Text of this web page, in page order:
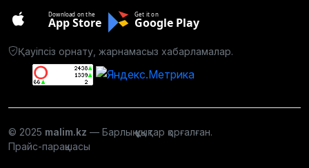
Download on the
App Store
Get it on
Google Play
Қауіпсіз орнату, жарнамасыз хабарламалар.
© 2025 malim.kz — Барлық құқықтар қорғалған.
Прайс-парақшасы